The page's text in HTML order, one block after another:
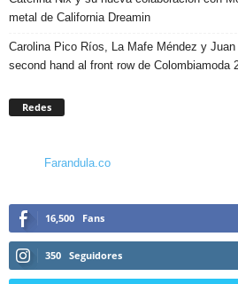
metal de California Dreamin
Carolina Pico Ríos, La Mafe Méndez y
second hand al front row de Colombiamoda
Redes
Farandula.co
16,500 Fans
350 Seguidores